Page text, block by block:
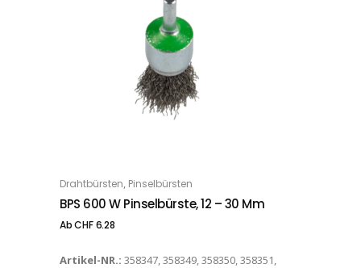
OPTIONS
Drahtbürsten, Pinselbürsten
BPS 600 W Pinselbürste, 12 – 30 Mm
AbCHF6.28
Artikel-NR.: 358347, 358349, 358350, 358351,